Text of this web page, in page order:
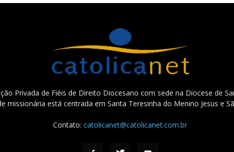
Privada de Fiéis de Direito Diocesano com sede na Diocese de
missionária está centrada em Santa Teresinha do Menino Jesus e
Contato:catolicanet@catolicanet.com.br